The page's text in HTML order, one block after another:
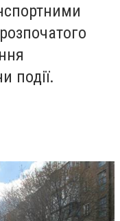
події.